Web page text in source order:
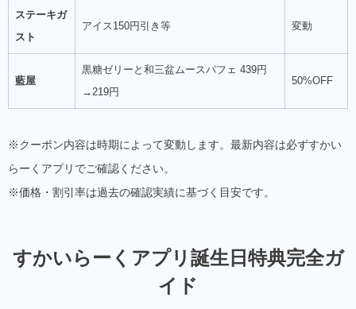
ステーキガ
スト
アイス150円引き等 変動
藍屋
黒糖ゼリーと和三盆ムースパフェ 439円
→219円
50%OFF
※クーポン内容は時期によって変動します。最新内容は必ずすかい
らーくアプリでご確認ください。
※価格・割引率は過去の確認実績に基づく目安です。
すかいらーくアプリ誕生日特典完全ガ
イド